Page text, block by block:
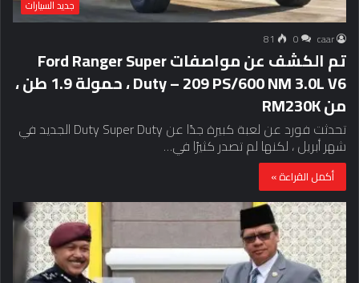
جديد السيارات
caar
0
81
تم الكشف عن مواصفات Ford Ranger Super
Duty – 209 PS/600 NM 3.0L V6 ، حمولة 1.9 طن ،
من RM230K
تحدثت فورد عن لعبة كبيرة جدًا عن Duty Super Duty الجديد في
شهر أبريل ، لكنها لم تصدر كثيرًا في…
أكمل القراءة »